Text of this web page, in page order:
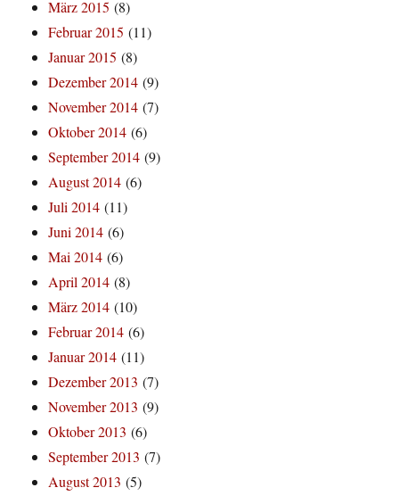
März 2015 (8)
Februar 2015 (11)
Januar 2015 (8)
Dezember 2014 (9)
November 2014 (7)
Oktober 2014 (6)
September 2014 (9)
August 2014 (6)
Juli 2014 (11)
Juni 2014 (6)
Mai 2014 (6)
April 2014 (8)
März 2014 (10)
Februar 2014 (6)
Januar 2014 (11)
Dezember 2013 (7)
November 2013 (9)
Oktober 2013 (6)
September 2013 (7)
August 2013 (5)